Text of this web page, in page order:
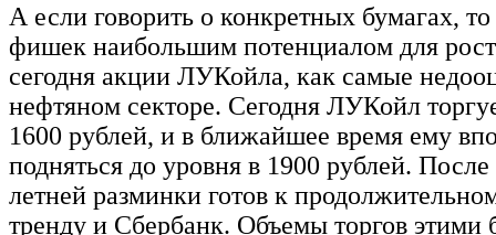
А если говорить о конкретных бумагах,
фишек наибольшим потенциалом для
сегодня акции ЛУКойла, как самые
нефтяном секторе. Сегодня ЛУКойл
1600 рублей, и в ближайшее время ему
подняться до уровня в 1900 рублей.
летней разминки готов к
тренду и Сбербанк. Объемы торгов этими